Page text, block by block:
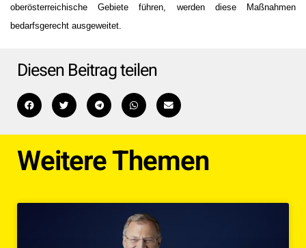
oberösterreichische Gebiete führen, werden diese Maßnahmen
bedarfsgerecht ausgeweitet.
Diesen Beitrag teilen
Weitere Themen